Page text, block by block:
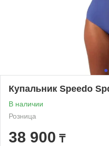
Купальник Speedo
В наличии
Розница
38 900 ₸